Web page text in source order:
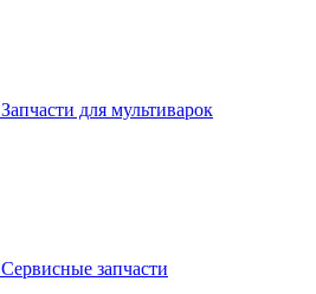
Запчасти для мультиварок
Сервисные запчасти